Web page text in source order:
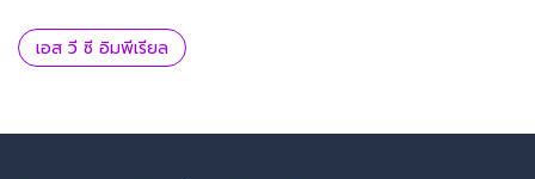
เอส วี ซี อิมพีเรียล